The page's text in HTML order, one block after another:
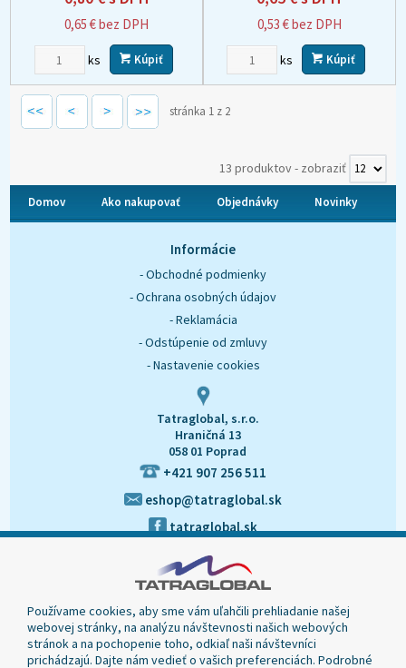
0,65 €bez DPH
ks Kúpiť
0,53 €bez DPH
ks Kúpiť
stránka 1 z 2
13 produktov- zobraziť
Domov Ako nakupovať Objednávky Novinky
Informácie
- Obchodné podmienky
- Ochrana osobných údajov
- Reklamácia
- Odstúpenie od zmluvy
- Nastavenie cookies
Tatraglobal, s.r.o.
Hraničná 13
058 01 Poprad
+421 907 256 511
eshop@tatraglobal.sk
tatraglobal.sk
Používame cookies, aby sme vám uľahčili prehliadanie našej
webovej stránky, na analýzu návštevnosti našich webových
stránok a na pochopenie toho, odkiaľ naši návštevníci
prichádzajú. Dajte nám vedieť o vašich preferenciách. Podrobné